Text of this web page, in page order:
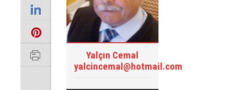
Yalçın Cemal
yalcincemal@hotmail.com